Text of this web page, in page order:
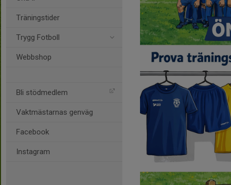
Träningstider
Trygg Fotboll
Webbshop
Bli stödmedlem
Vaktmästarnas genväg
Facebook
Instagram